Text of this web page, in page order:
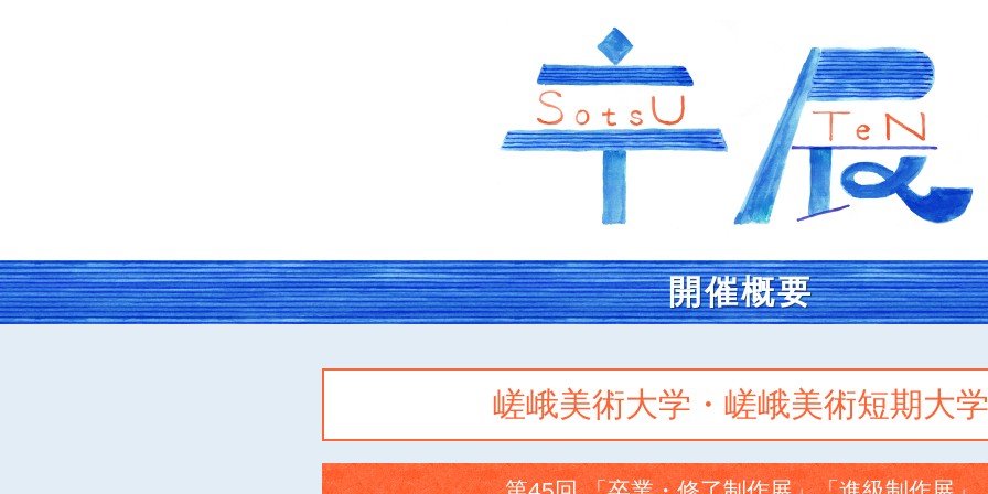
開催概要
嵯峨美術大学・嵯峨美術短期大学